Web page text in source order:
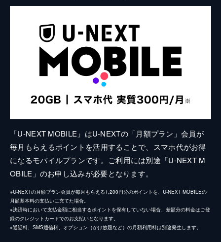
「U-NEXT MOBILE」はU-NEXTの「月額プラン」会員が
毎月もらえるポイントを活用することで、スマホ代がお得
になるモバイルプランです。ご利用には別途「U-NEXT M
OBILE」のお申し込みが必要となります。
※U-NEXTの月額プラン会員が毎月もらえる1,200円分のポイントを、U-NEXT MOBILEの
月額基本料の支払いに充てた場合。
※決済時において支払金額に相当するポイントを保有していない場合、差額分の料金はご登
録のクレジットカードでのお支払いとなります。
※通話料、SMS通信料、オプション（かけ放題など）の月額利用料は別途発生します。